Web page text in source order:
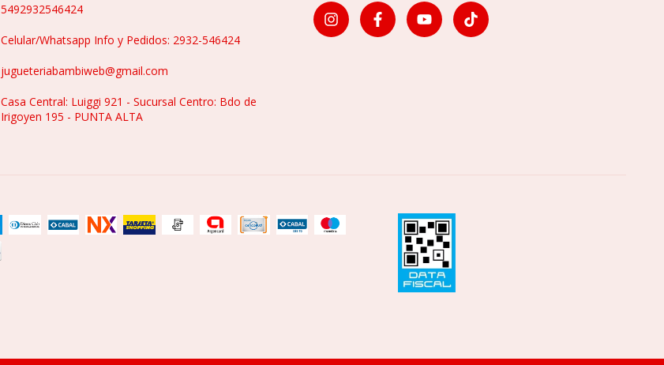
5492932546424
Celular/Whatsapp Info y Pedidos: 2932-546424
jugueteriabambiweb@gmail.com
Casa Central: Luiggi 921 - Sucursal Centro: Bdo de
Irigoyen 195 - PUNTA ALTA